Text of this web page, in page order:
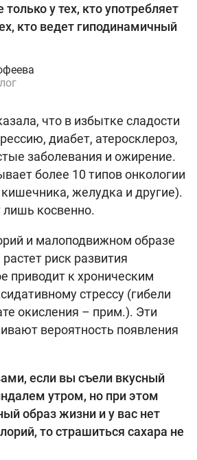
только у тех, кто употребляет
кто ведет гиподинамичный
что в избытке сладости
диабет, атеросклероз,
заболевания и ожирение.
более 10 типов онкологии
желудка и другие).
лишь косвенно.
и малоподвижном образе
риск развития
приводит к хроническим
стрессу (гибели
окисления – прим.). Эти
вероятность появления
если вы съели вкусный
утром, но при этом
образ жизни и у вас нет
то страшиться сахара не